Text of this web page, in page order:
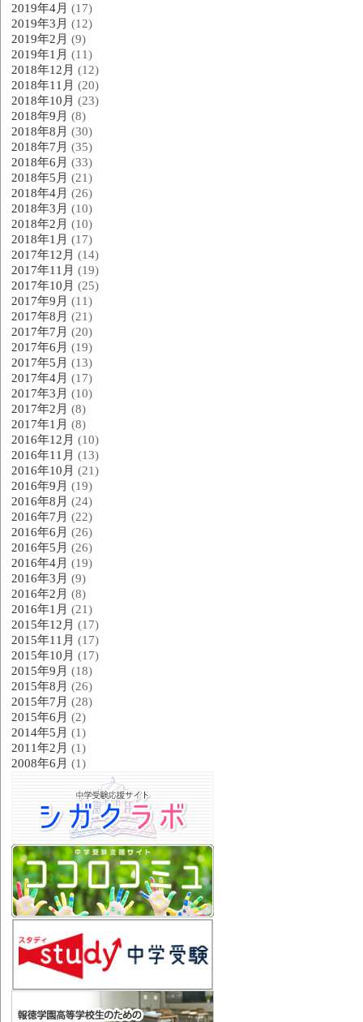
2019年4月 (17)
2019年3月 (12)
2019年2月 (9)
2019年1月 (11)
2018年12月 (12)
2018年11月 (20)
2018年10月 (23)
2018年9月 (8)
2018年8月 (30)
2018年7月 (35)
2018年6月 (33)
2018年5月 (21)
2018年4月 (26)
2018年3月 (10)
2018年2月 (10)
2018年1月 (17)
2017年12月 (14)
2017年11月 (19)
2017年10月 (25)
2017年9月 (11)
2017年8月 (21)
2017年7月 (20)
2017年6月 (19)
2017年5月 (13)
2017年4月 (17)
2017年3月 (10)
2017年2月 (8)
2017年1月 (8)
2016年12月 (10)
2016年11月 (13)
2016年10月 (21)
2016年9月 (19)
2016年8月 (24)
2016年7月 (22)
2016年6月 (26)
2016年5月 (26)
2016年4月 (19)
2016年3月 (9)
2016年2月 (8)
2016年1月 (21)
2015年12月 (17)
2015年11月 (17)
2015年10月 (17)
2015年9月 (18)
2015年8月 (26)
2015年7月 (28)
2015年6月 (2)
2014年5月 (1)
2011年2月 (1)
2008年6月 (1)